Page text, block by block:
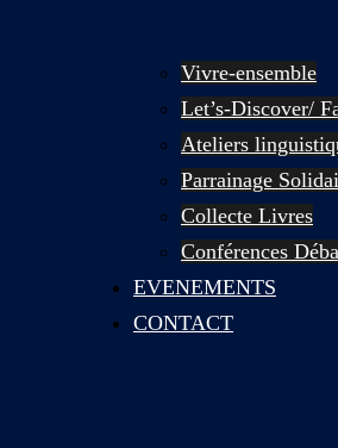
Vivre-ensemble
Let’s-Discover/
Ateliers
Parrainage
Collecte Livres
Conférences
EVENEMENTS
CONTACT